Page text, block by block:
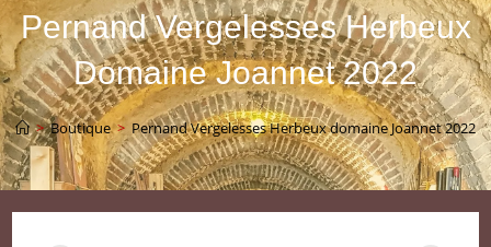
Pernand Vergelesses Herbeux
Domaine Joannet 2022
> Boutique > Pernand Vergelesses Herbeux domaine Joannet 2022